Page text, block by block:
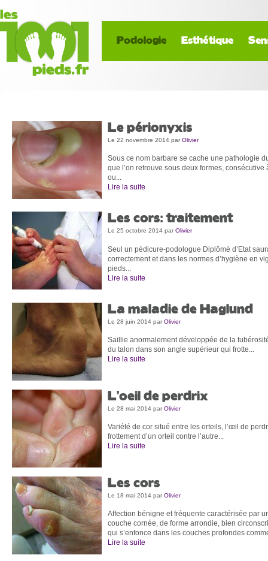
Podologie Esthétique
Le périonyxis
Le 22 novembre 2014 parOlivier
Sous ce nom barbare se cache une pathologie
que l’on retrouve sous deux formes,
ou...
Lire la suite
Les cors: traitement
Le 25 octobre 2014 parOlivier
Seul un pédicure-podologue Diplômé d’Etat
correctement et dans les normes d’hygiène en
pieds...
Lire la suite
La maladie de Haglund
Le 28 juin 2014 parOlivier
Saillie anormalement développée de la
du talon dans son angle supérieur qui frotte...
Lire la suite
L’oeil de perdrix
Le 28 mai 2014 parOlivier
Variété de cor situé entre les orteils, l’œil de
frottement d’un orteil contre l’autre...
Lire la suite
Les cors
Le 18 mai 2014 parOlivier
Affection bénigne et fréquente caractérisée par
couche cornée, de forme arrondie, bien
qui s’enfonce dans les couches profondes
Lire la suite